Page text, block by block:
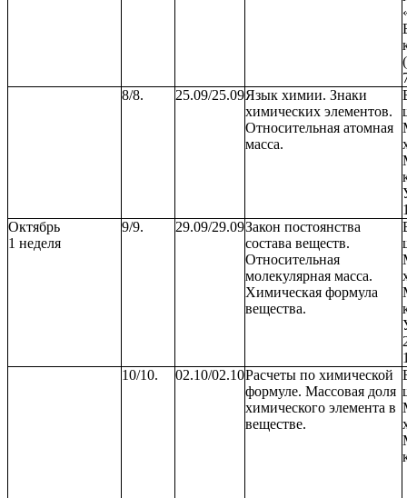
8/8.
25.09/25.09Язык химии. Знаки
химических элементов.
Относительная атомная
масса.
Октябрь
1 неделя
9/9. 29.09/29.09Закон постоянства
состава веществ.
Относительная
молекулярная масса.
Химическая формула
вещества.
10/10.
02.10/02.10Расчеты по химической
формуле. Массовая доля
химического элемента в
веществе.